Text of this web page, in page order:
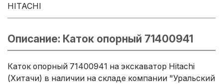
HITACHI
Описание: Каток опорный 71400941
Каток опорный 71400941 на экскаватор Hitachi
(Хитачи) в наличии на складе компании "Уральский